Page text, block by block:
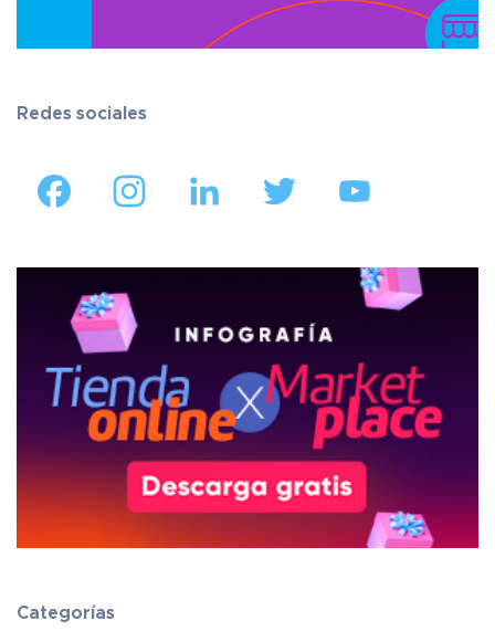
Redes sociales
FacebookInstagramLinkedIn Twitter
Categorías